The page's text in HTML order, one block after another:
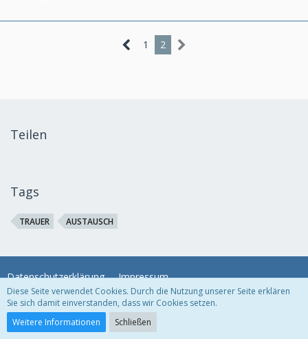
1 2
Teilen
Tags
TRAUER AUSTAUSCH
Datenschutzerklärung Impressum
Community-Software:
Diese Seite verwendet Cookies. Durch die Nutzung unserer Seite erklären
Sie sich damit einverstanden, dass wir Cookies setzen.
Weitere Informationen
Schließen